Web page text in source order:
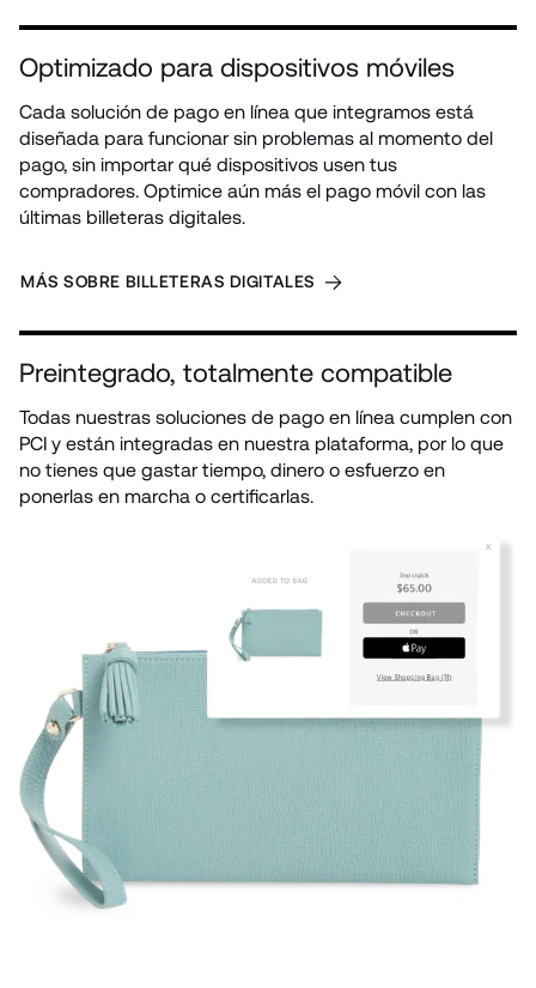
Optimizado para dispositivos móviles
Cada solución de pago en línea que integramos está
diseñada para funcionar sin problemas al momento del
pago, sin importar qué dispositivos usen tus
compradores. Optimice aún más el pago móvil con las
últimas billeteras digitales.
MÁS SOBRE BILLETERAS DIGITALES
Preintegrado, totalmente compatible
Todas nuestras soluciones de pago en línea cumplen con
PCI y están integradas en nuestra plataforma, por lo que
no tienes que gastar tiempo, dinero o esfuerzo en
ponerlas en marcha o certificarlas.